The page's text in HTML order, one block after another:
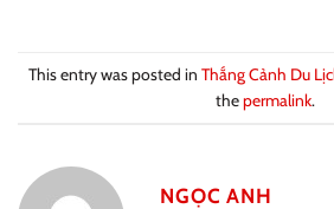
This entry was posted in Thắng Cảnh Du
thepermalink.
NGỌC ANH